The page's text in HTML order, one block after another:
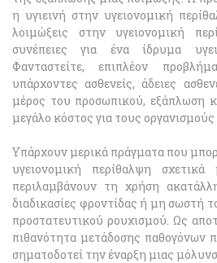
η υγιεινή στην υγειονομική
λοιμώξεις στην υγειονομική
συνέπειες για ένα ίδρυμα
Φανταστείτε, επιπλέον
υπάρχοντες ασθενείς, άδειες
μέρος του προσωπικού, εξάπλωση
μεγάλο κόστος για τους οργανισμούς
Υπάρχουν μερικά πράγματα που
υγειονομική περίθαλψη
περιλαμβάνουν τη χρήση
διαδικασίες φροντίδας ή μη σωστή
προστατευτικού ρουχισμού. Ως
πιθανότητα μετάδοσης παθογόνων
σηματοδοτεί την έναρξη μιας